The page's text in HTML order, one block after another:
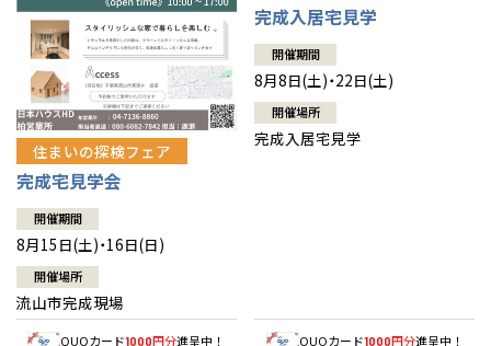
住まいの探検フェア
完成宅見学会
開催期間
8月15日(土)・16日(日)
開催場所
流山市完成現場
QUOカード1000円分進呈中！
完成入居宅見学
開催期間
8月8日(土)・22日(土)
開催場所
完成入居宅見学
QUOカード1000円分進呈中！